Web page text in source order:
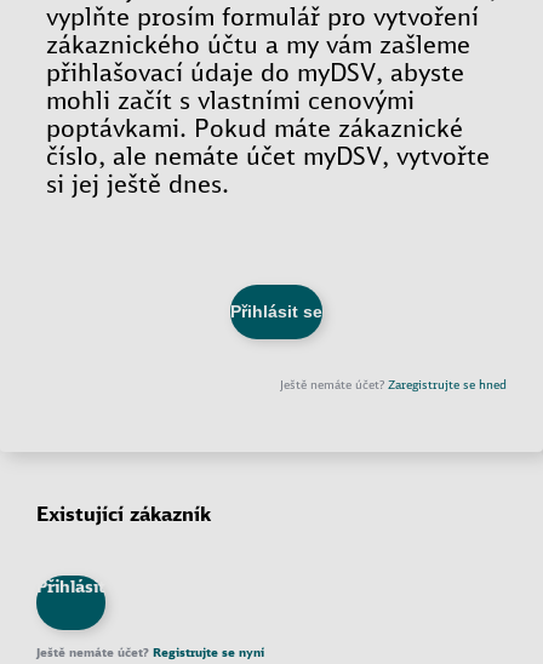
Existující zákazník
Přihlásit
Ještě nemáte účet? Registrujte se nyní